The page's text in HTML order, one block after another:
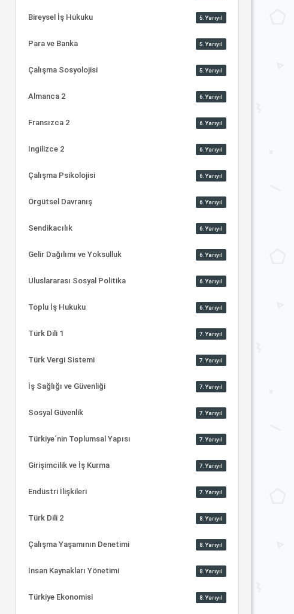
Bireysel İş Hukuku 5.Yarıyıl
Para ve Banka 5.Yarıyıl
Çalışma Sosyolojisi 5.Yarıyıl
Almanca 2 6.Yarıyıl
Fransızca 2 6.Yarıyıl
Ingilizce 2 6.Yarıyıl
Çalışma Psikolojisi 6.Yarıyıl
Örgütsel Davranış 6.Yarıyıl
Sendikacılık 6.Yarıyıl
Gelir Dağılımı ve Yoksulluk 6.Yarıyıl
Uluslararası Sosyal Politika 6.Yarıyıl
Toplu İş Hukuku 6.Yarıyıl
Türk Dili 1 7.Yarıyıl
Türk Vergi Sistemi 7.Yarıyıl
İş Sağlığı ve Güvenliği 7.Yarıyıl
Sosyal Güvenlik 7.Yarıyıl
Türkiye´nin Toplumsal Yapısı 7.Yarıyıl
Girişimcilik ve İş Kurma 7.Yarıyıl
Endüstri İlişkileri 7.Yarıyıl
Türk Dili 2 8.Yarıyıl
Çalışma Yaşamının Denetimi 8.Yarıyıl
İnsan Kaynakları Yönetimi 8.Yarıyıl
Türkiye Ekonomisi 8.Yarıyıl